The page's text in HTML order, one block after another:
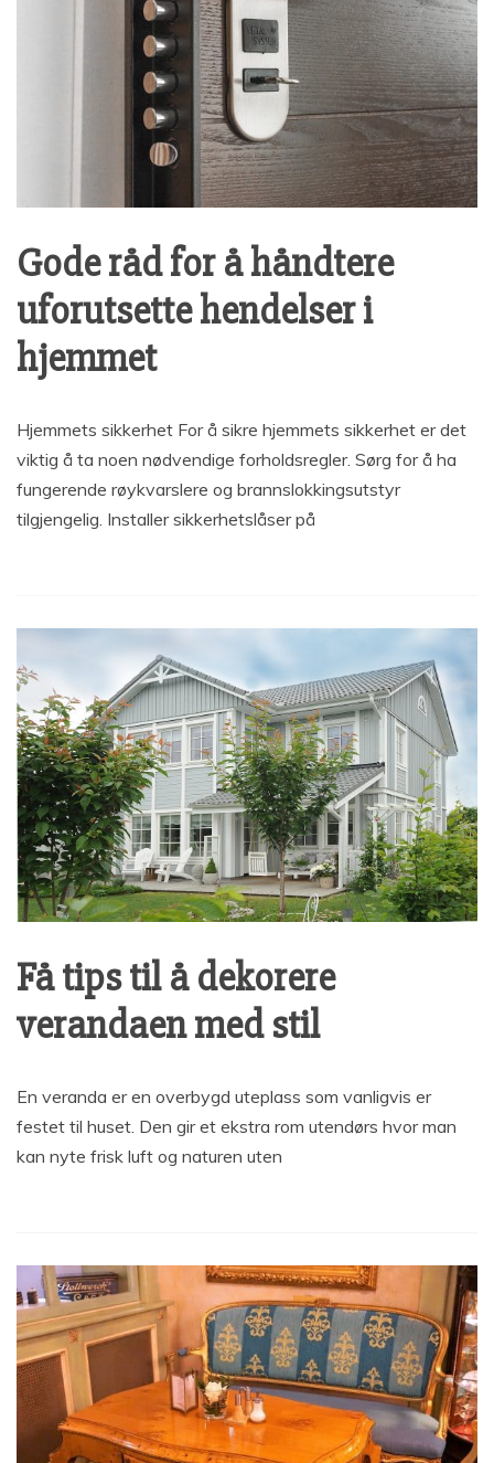
Gode råd for å håndtere
uforutsette hendelser i
hjemmet
Hjemmets sikkerhet For å sikre hjemmets sikkerhet er det
viktig å ta noen nødvendige forholdsregler. Sørg for å ha
fungerende røykvarslere og brannslokkingsutstyr
tilgjengelig. Installer sikkerhetslåser på
Få tips til å dekorere
verandaen med stil
En veranda er en overbygd uteplass som vanligvis er
festet til huset. Den gir et ekstra rom utendørs hvor man
kan nyte frisk luft og naturen uten